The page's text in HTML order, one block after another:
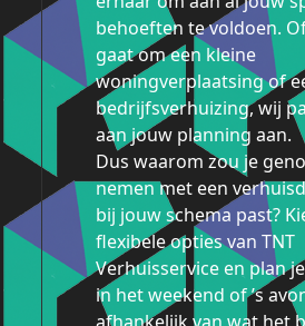
behoeften te voldoen.
gaat om een ​​kleine
woningverplaatsing of
bedrijfsverhuizing, wij
aan jouw planning aan.
Dus waarom zou je
nemen met een
bij jouw schema past?
flexibele opties van TNT
Verhuisservice en plan
in het weekend of ’s